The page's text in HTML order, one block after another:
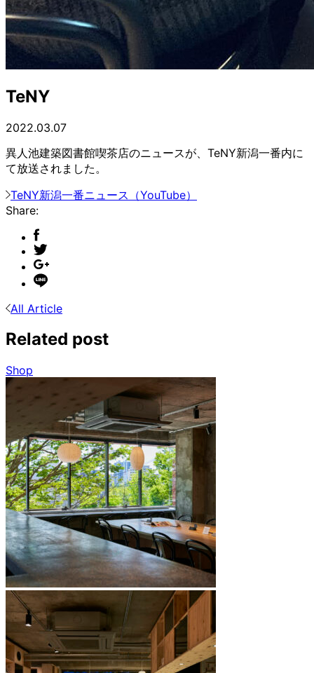
TeNY
2022.03.07
異人池建築図書館喫茶店のニュースが、TeNY新潟一番内に
て放送されました。
TeNY新潟一番ニュース（YouTube）
Share:
All Article
Related post
Shop